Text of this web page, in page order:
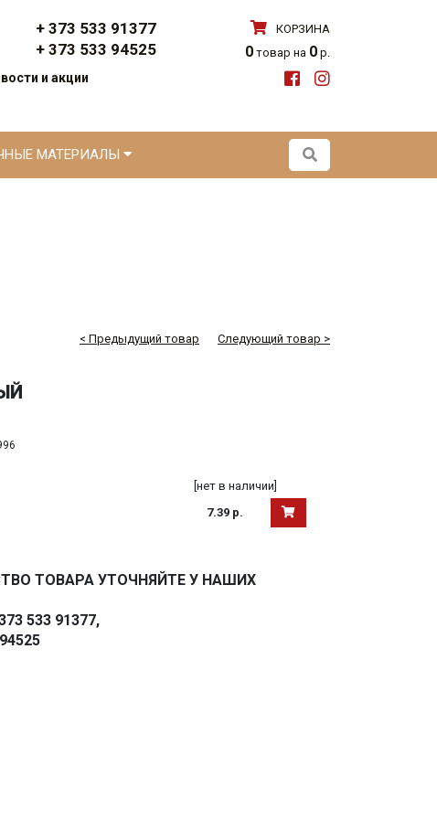
+ 373 533 91377
+ 373 533 94525
и акции
КОРЗИНА
0 товар на 0 р.
МАТЕРИАЛЫ
< Предыдущий товар Следующий товар >
[нет в наличии]
7.39 р.
ТОВАРА УТОЧНЯЙТЕ У НАШИХ
533 91377,